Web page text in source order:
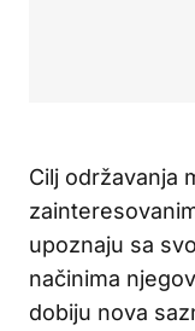
Cilj održavanja
upoznaju sa
načinima
dobiju nova